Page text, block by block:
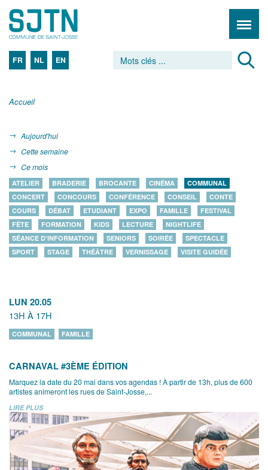
FR NL EN
Accueil
Aujourd'hui
Cette semaine
Ce mois
ATELIER BRADERIE BROCANTE CINÉMA
COMMUNAL
CONCERT
CONCOURS CONFÉRENCE CONSEIL
CONTE
COURS
DÉBAT ETUDIANT EXPO FAMILLE
FESTIVAL
FÊTE
FORMATION KIDS LECTURE
NIGHTLIFE
SÉANCE D'INFORMATION
SENIORS SOIRÉE
SPECTACLE
SPORT
STAGE THÉÂTRE VERNISSAGE VISITE GUIDÉE
LUN 20.05
13H À 17H
COMMUNAL FAMILLE
CARNAVAL #3ÈME ÉDITION
Marquez la date du 20 mai dans vos agendas ! À partir de 13h, plus de 600
artistes animeront les rues de Saint-Josse,...
LIRE PLUS